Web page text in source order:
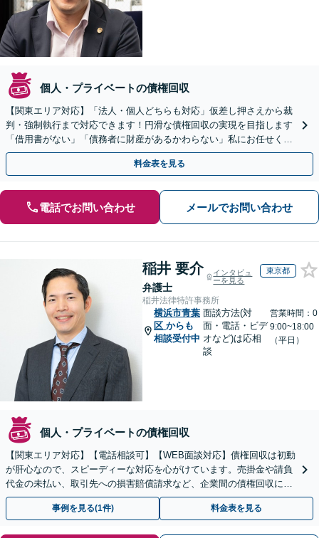
個人・プライベートの債権回収
【関東エリア対応】「法人・個人どちらも対応」仮差し押さえから裁
判・強制執行まで対応できます！円滑な債権回収の実現を目指します
「借用書がない」「債務者に財産があるかわらない」私にお任せくだ
さい！【分割払いあり】【休日・夜間相談可】
料金表を見る
電話でお問い合わせ メールでお問い合わせ
稲井 要介
弁護士
インタビュ
ーを見る
東京都
稲井法律特許事務所
横浜市青葉
区 からも
相談受付中
面談方法(対
面・電話・ビデ
オなど)は応相
談
営業時間：0
9:00~18:00
（平日）
個人・プライベートの債権回収
【関東エリア対応】【電話相談可】【WEB面談対応】債権回収は初動
が肝心なので、スピーディーな対応を心がけています。売掛金や請負
代金の未払い、取引先への損害賠償請求など、企業間の債権回収に幅
広く対応「フリーランスの報酬未払いもご相談ください」
事例を見る(1件) 料金表を見る